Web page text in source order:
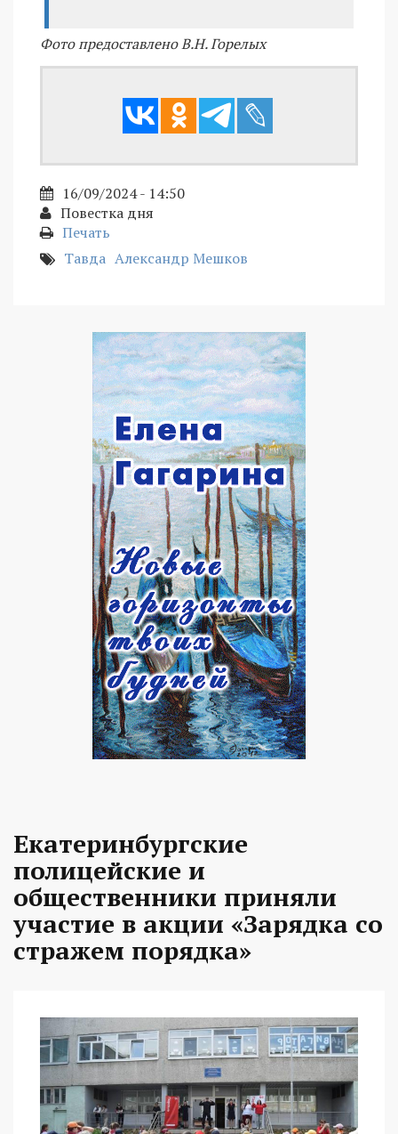
Фото предоставлено В.Н. Горелых
16/09/2024 - 14:50
Повестка дня
Печать
Тавда Александр Мешков
Екатеринбургские
полицейские и
общественники приняли
участие в акции «Зарядка со
стражем порядка»